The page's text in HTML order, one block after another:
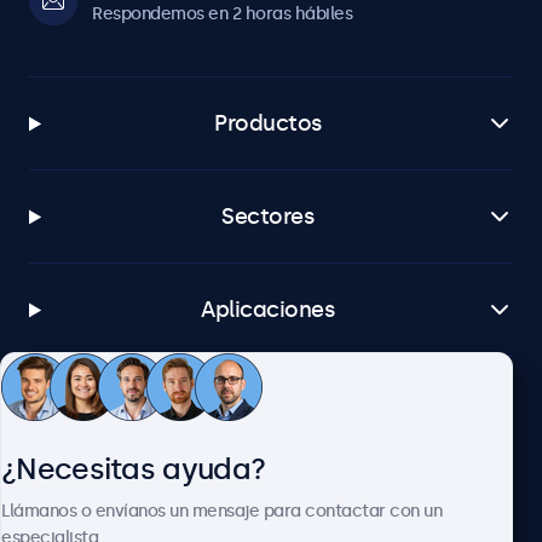
Respondemos en 2 horas hábiles
Productos
Sectores
Aplicaciones
Atención al cliente
¿Necesitas ayuda?
Llámanos o envíanos un mensaje para contactar con un
especialista.